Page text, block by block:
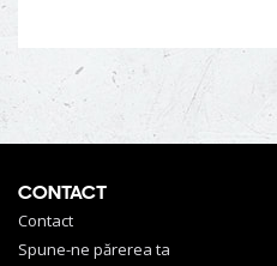
CONTACT
Contact
Spune-ne părerea ta